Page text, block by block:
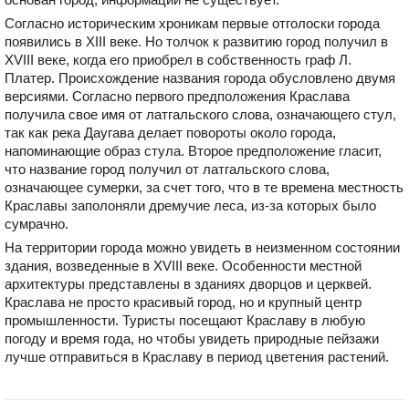
Согласно историческим хроникам первые отголоски города
появились в XIII веке. Но толчок к развитию город получил в
XVIII веке, когда его приобрел в собственность граф Л.
Платер. Происхождение названия города обусловлено двумя
версиями. Согласно первого предположения Краслава
получила свое имя от латгальского слова, означающего стул,
так как река Даугава делает повороты около города,
напоминающие образ стула. Второе предположение гласит,
что название город получил от латгальского слова,
означающее сумерки, за счет того, что в те времена местность
Краславы заполоняли дремучие леса, из-за которых было
сумрачно.
На территории города можно увидеть в неизменном состоянии
здания, возведенные в XVIII веке. Особенности местной
архитектуры представлены в зданиях дворцов и церквей.
Краслава не просто красивый город, но и крупный центр
промышленности. Туристы посещают Краславу в любую
погоду и время года, но чтобы увидеть природные пейзажи
лучше отправиться в Краславу в период цветения растений.